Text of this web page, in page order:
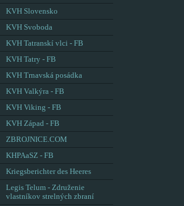
KVH Slovensko
KVH Svoboda
KVH Tatranskí vlci - FB
KVH Tatry - FB
KVH Trnavská posádka
KVH Valkýra - FB
KVH Viking - FB
KVH Západ - FB
ZBROJNICE.COM
KHPAaSZ - FB
Kriegsberichter des Heeres
Legis Telum - Združenie
vlastníkov strelných zbraní